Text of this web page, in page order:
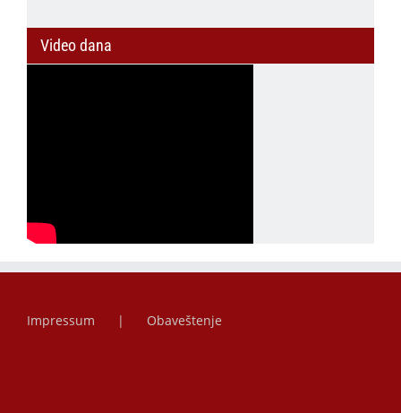
Video dana
Impressum Obaveštenje